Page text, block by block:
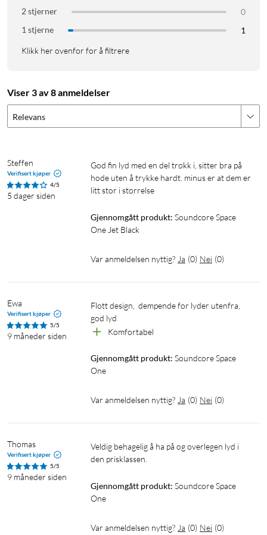
om gangen.
å blokkere middels- til høyfrekvente lyder.
Ved hjelp av den adaptive støydempingen oppdages eksterne
enten du er på et støyende tog, på en travel kafé, eller
hodetelefonene ikke sitter ordentlig på ørene dine.
Space One sine 40 mm tilpassede dynamiske drivere støtter
enn vanlige Bluetooth-codecs. I tillegg får du forbedret
hjelp av multipoint kan du ha hodetelefonene koblet til flere
40 timers batteritid
reiser uten å bekymre deg for at batteriet skal gå tomt. Og hvis
du ikke har behov for den aktive støydempingen, får du hele
App for tilpasning
Gi lyttingen et personlig preg ved hjelp av appen. Du kan velge
knappefunksjoner, gjøre EQ-innstillinger, sette grenser for å
beskytte hørselen, og mye mer.
2 stjerner
0
1 stjerne
1
Klikk her ovenfor for å filtrere
Viser 3 av 8 anmeldelser
Relevans
Steffen
Verifisert kjøper
4/5
5 dager siden
God fin lyd med en del trøkk i, sitter bra på
hode uten å trykke hardt. minus er at dem er
litt stor i størrelse
Gjennomgått produkt: Soundcore Space
One Jet Black
Var anmeldelsen nyttig? Ja (0) Nei (0)
Ewa
Verifisert kjøper
5/5
9 måneder siden
Flott design,  dempende for lyder utenfra,
god lyd
Komfortabel
Gjennomgått produkt: Soundcore Space
One
Var anmeldelsen nyttig? Ja (0) Nei (0)
Thomas
Verifisert kjøper
5/5
9 måneder siden
Veldig behagelig å ha på og overlegen lyd i
den prisklassen.
Gjennomgått produkt: Soundcore Space
One
Var anmeldelsen nyttig? Ja (0) Nei (0)